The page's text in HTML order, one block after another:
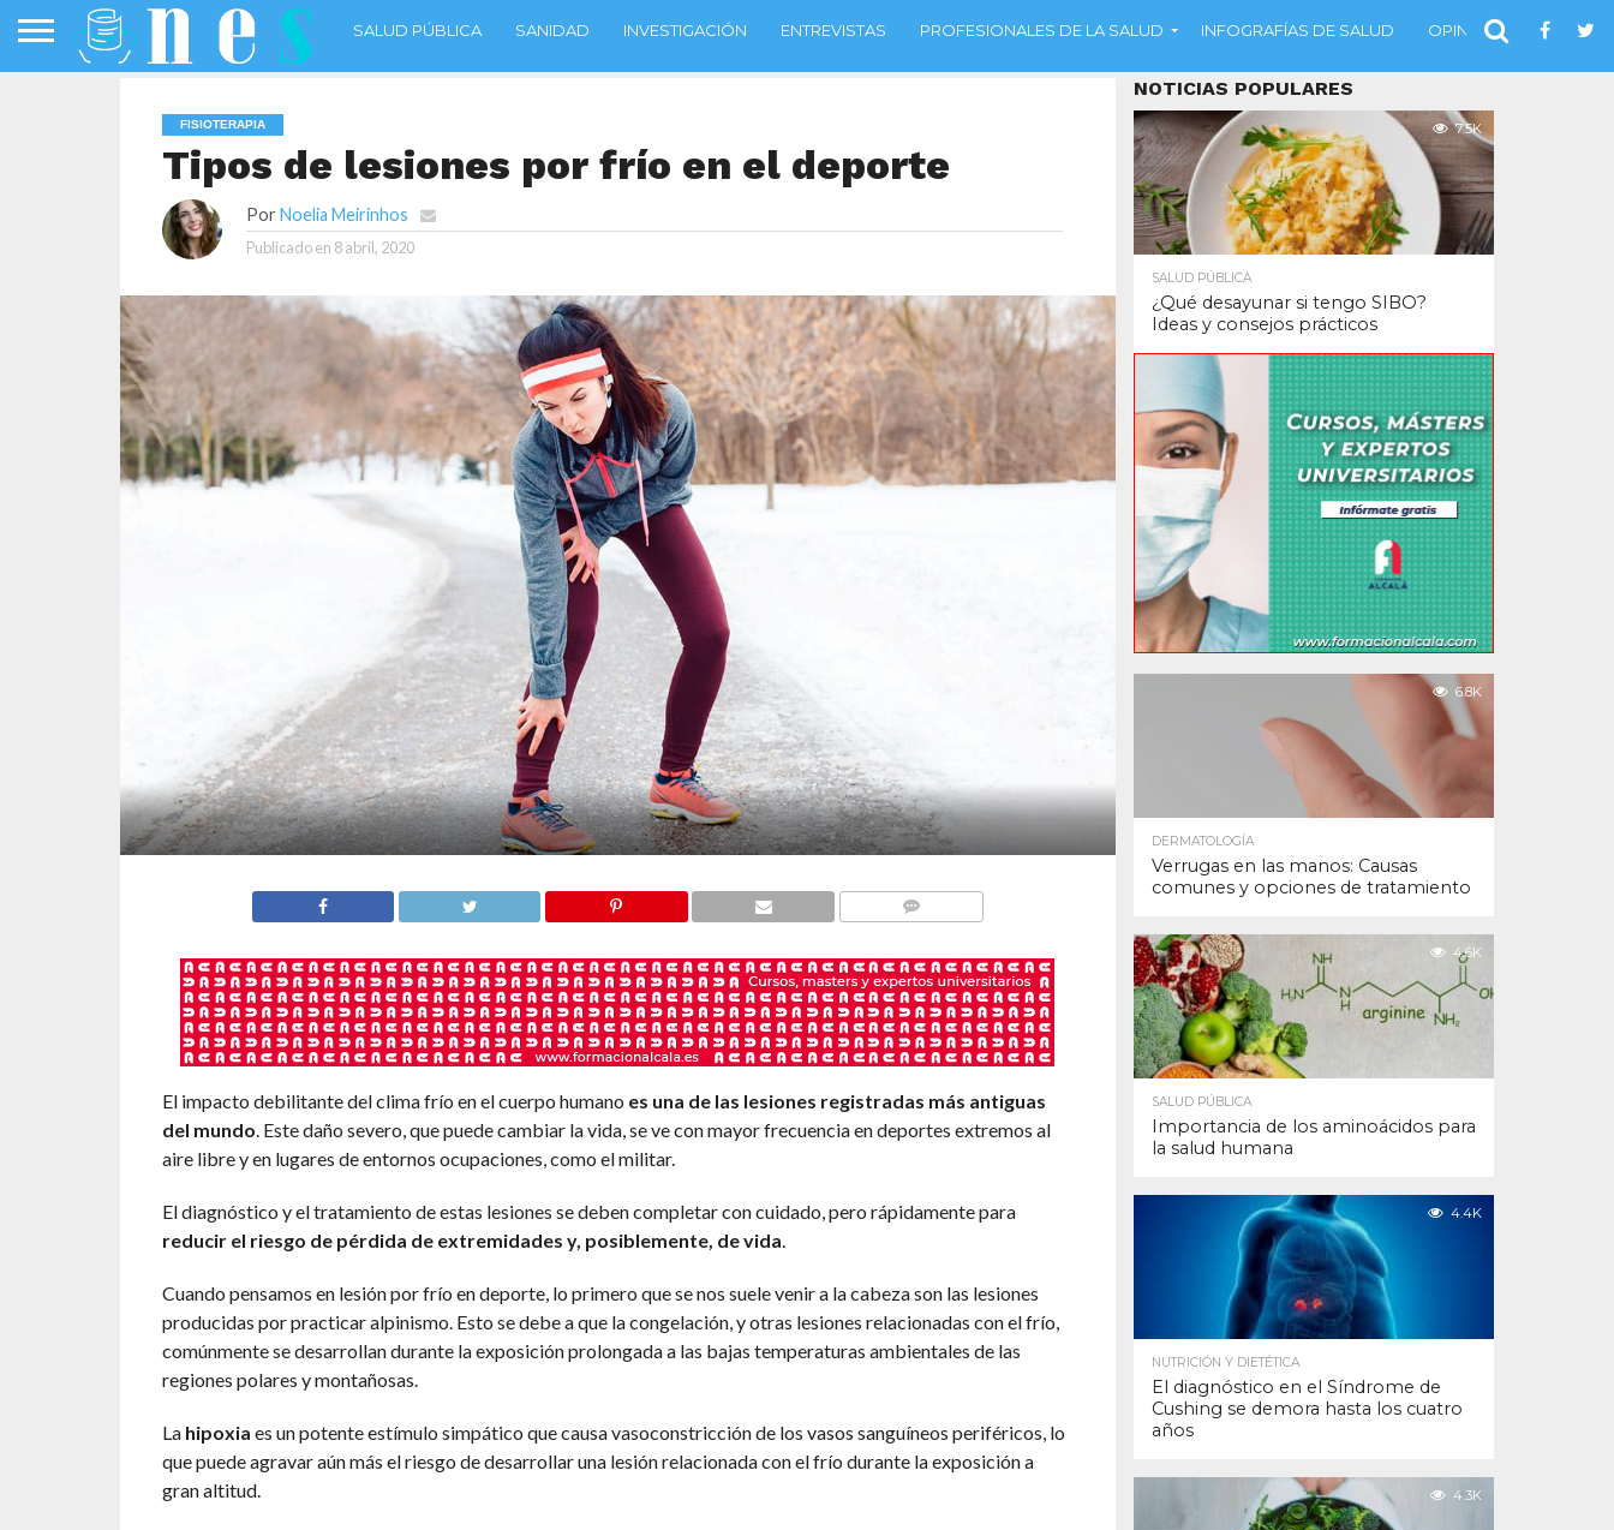
SALUD PÚBLICA SANIDAD INVESTIGACIÓN ENTREVISTAS PROFESIONALES DE LA SALUD INFOGRAFÍAS DE SALUD OPINIÓN
FISIOTERAPIA
Tipos de lesiones por frío en el deporte
Por Noelia Meirinhos
Publicado en 8 abril, 2020
El impacto debilitante del clima frío en el cuerpo humano es una de las lesiones registradas más antiguas
del mundo. Este daño severo, que puede cambiar la vida, se ve con mayor frecuencia en deportes extremos al
aire libre y en lugares de entornos ocupaciones, como el militar.
El diagnóstico y el tratamiento de estas lesiones se deben completar con cuidado, pero rápidamente para
reducir el riesgo de pérdida de extremidades y, posiblemente, de vida.
Cuando pensamos en lesión por frío en deporte, lo primero que se nos suele venir a la cabeza son las lesiones
producidas por practicar alpinismo. Esto se debe a que la congelación, y otras lesiones relacionadas con el frío,
comúnmente se desarrollan durante la exposición prolongada a las bajas temperaturas ambientales de las
regiones polares y montañosas.
La hipoxia es un potente estímulo simpático que causa vasoconstricción de los vasos sanguíneos periféricos, lo
que puede agravar aún más el riesgo de desarrollar una lesión relacionada con el frío durante la exposición a
gran altitud.
NOTICIAS POPULARES
7.5K
SALUD PÚBLICA
¿Qué desayunar si tengo SIBO?
Ideas y consejos prácticos
6.8K
DERMATOLOGÍA
Verrugas en las manos: Causas
comunes y opciones de tratamiento
4.6K
SALUD PÚBLICA
Importancia de los aminoácidos para
la salud humana
4.4K
NUTRICIÓN Y DIETÉTICA
El diagnóstico en el Síndrome de
Cushing se demora hasta los cuatro
años
4.3K